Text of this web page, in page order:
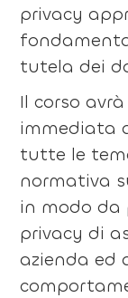
privacy
tutela dei
Il corso
immediata
tutte le
normativa
in modo da
privacy di
azienda ed